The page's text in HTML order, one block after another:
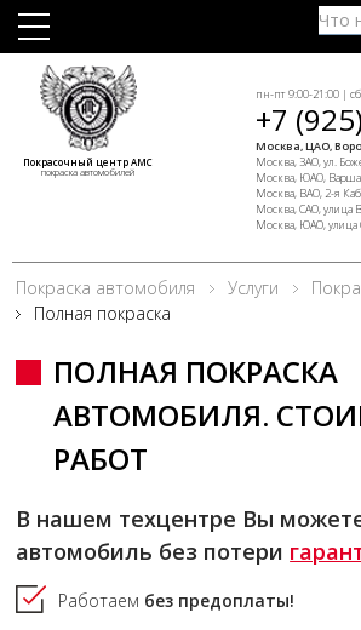
Покрасочный центр АМС
покраска автомобилей
пн-пт 9:00-21:00 |
+7
Москва, ЦАО,
Москва, ЗАО, ул.
Москва, ЮАО,
Москва, ВАО, 2-я
Москва, САО, улица
Москва, ЮАО, улица
Покраска автомобиля Услуги
Полная покраска
ПОЛНАЯ ПОКРАСКА
АВТОМОБИЛЯ.
РАБОТ
В нашем техцентре Вы
автомобиль без потери
Работаем без предоплаты!